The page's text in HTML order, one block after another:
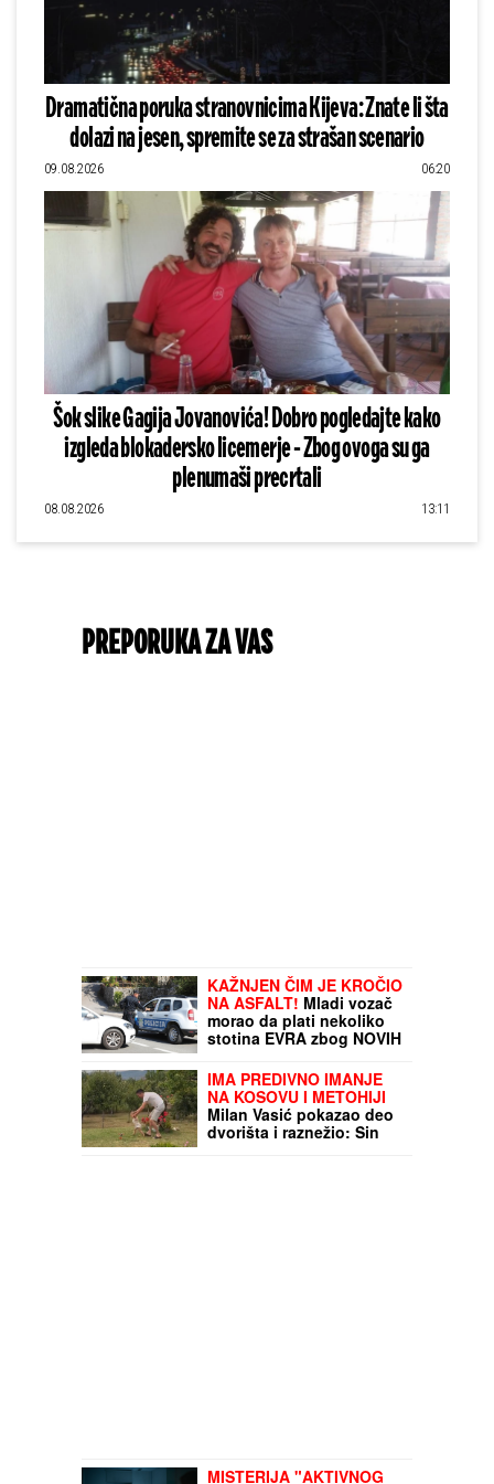
Dramatična poruka stranovnicima Kijeva: Znate li šta
dolazi na jesen, spremite se za strašan scenario
09.08.2026 06:20
Šok slike Gagija Jovanovića! Dobro pogledajte kako
izgleda blokadersko licemerje - Zbog ovoga su ga
plenumaši precrtali
08.08.2026 13:11
PREPORUKA ZA VAS
KAŽNJEN ČIM JE KROČIO
NA ASFALT! Mladi vozač
morao da plati nekoliko
stotina EVRA zbog NOVIH
PRAVILA u Crnoj Gori
IMA PREDIVNO IMANJE
NA KOSOVU I METOHIJI
Milan Vasić pokazao deo
dvorišta i raznežio: Sin
MISTERIJA "AKTIVNOG